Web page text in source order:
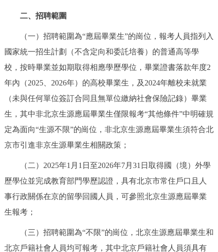
個人服務
仲介服務 陽光政務
政民互動
走進北京
北京概況 十六區概覽 人文北京
綠色北京 圖説北京 視頻北京
二、招聘範圍
（一）招聘範圍為“應屆畢業生”的崗位，報考人員指列入
國家統一招生計劃（不含定向和委託培養）的普通高等學
校，按時畢業並如期取得相應學歷學位，畢業證書落款年度2
年內（2025、2026年）的高校畢業生，及2024年離校未就業
（未與任何單位簽訂合同且無單位繳納社會保險記錄）畢業
生，其中非北京生源應屆畢業生僅限報考“其他條件”中明確規
定為面向“生源不限”的崗位，非北京生源應屆畢業生須符合北
京市引進非京生源畢業生相關政策；
（二）2025年1月1日至2026年7月31日取得國（境）外學
歷學位並完成教育部門學歷認證，具有北京市常住戶口且人
事行政關係在京的留學回國人員，可參照北京生源應屆畢業
生報考；
（三）招聘範圍為“不限”的崗位，北京生源應屆畢業生和
北京戶籍社會人員均可報考，其中北京戶籍社會人員須具有